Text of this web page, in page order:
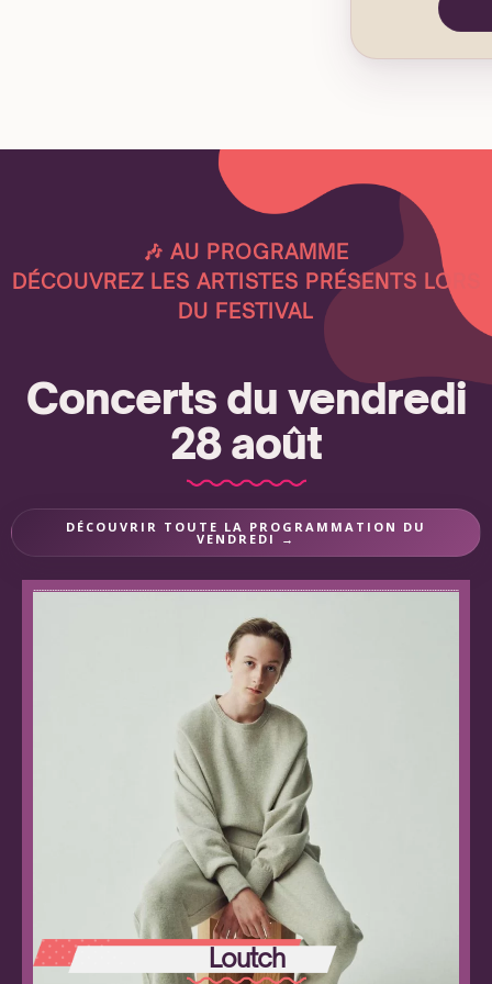
🎶 AU PROGRAMME
DÉCOUVREZ LES ARTISTES PRÉSENTS LORS
DU FESTIVAL
Concerts du vendredi
28 août
DÉCOUVRIR TOUTE LA PROGRAMMATION DU
VENDREDI →
Loutch